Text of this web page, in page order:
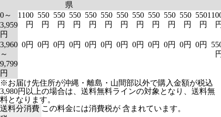
県
0～
3,959
円
1100
円
550
円
550
円
550
円
550
円
550
円
550
円
550
円
550
円
550
円
550
円
550
円
3,960
～
9,799
円
0円 0円 0円 0円 0円 0円 0円 0円 0円 0円 0円 0円
※お届け先住所が沖縄・離島・山間部以外で購入金額が税込
3,980円以上の場合は、送料無料ラインの対象となり、送料無
料となります。
送料分消費 この料金には消費税が 含まれています。